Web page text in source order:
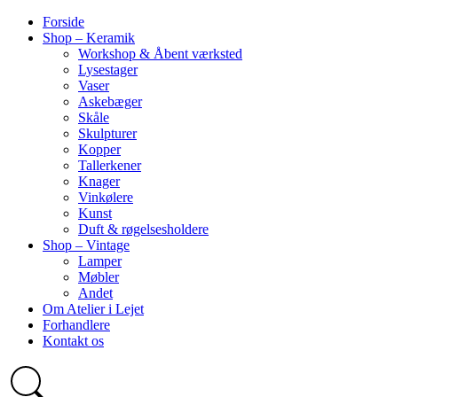
Forside
Shop – Keramik
Workshop & Åbent værksted
Lysestager
Vaser
Askebæger
Skåle
Skulpturer
Kopper
Tallerkener
Knager
Vinkølere
Kunst
Duft & røgelsesholdere
Shop – Vintage
Lamper
Møbler
Andet
Om Atelier i Lejet
Forhandlere
Kontakt os